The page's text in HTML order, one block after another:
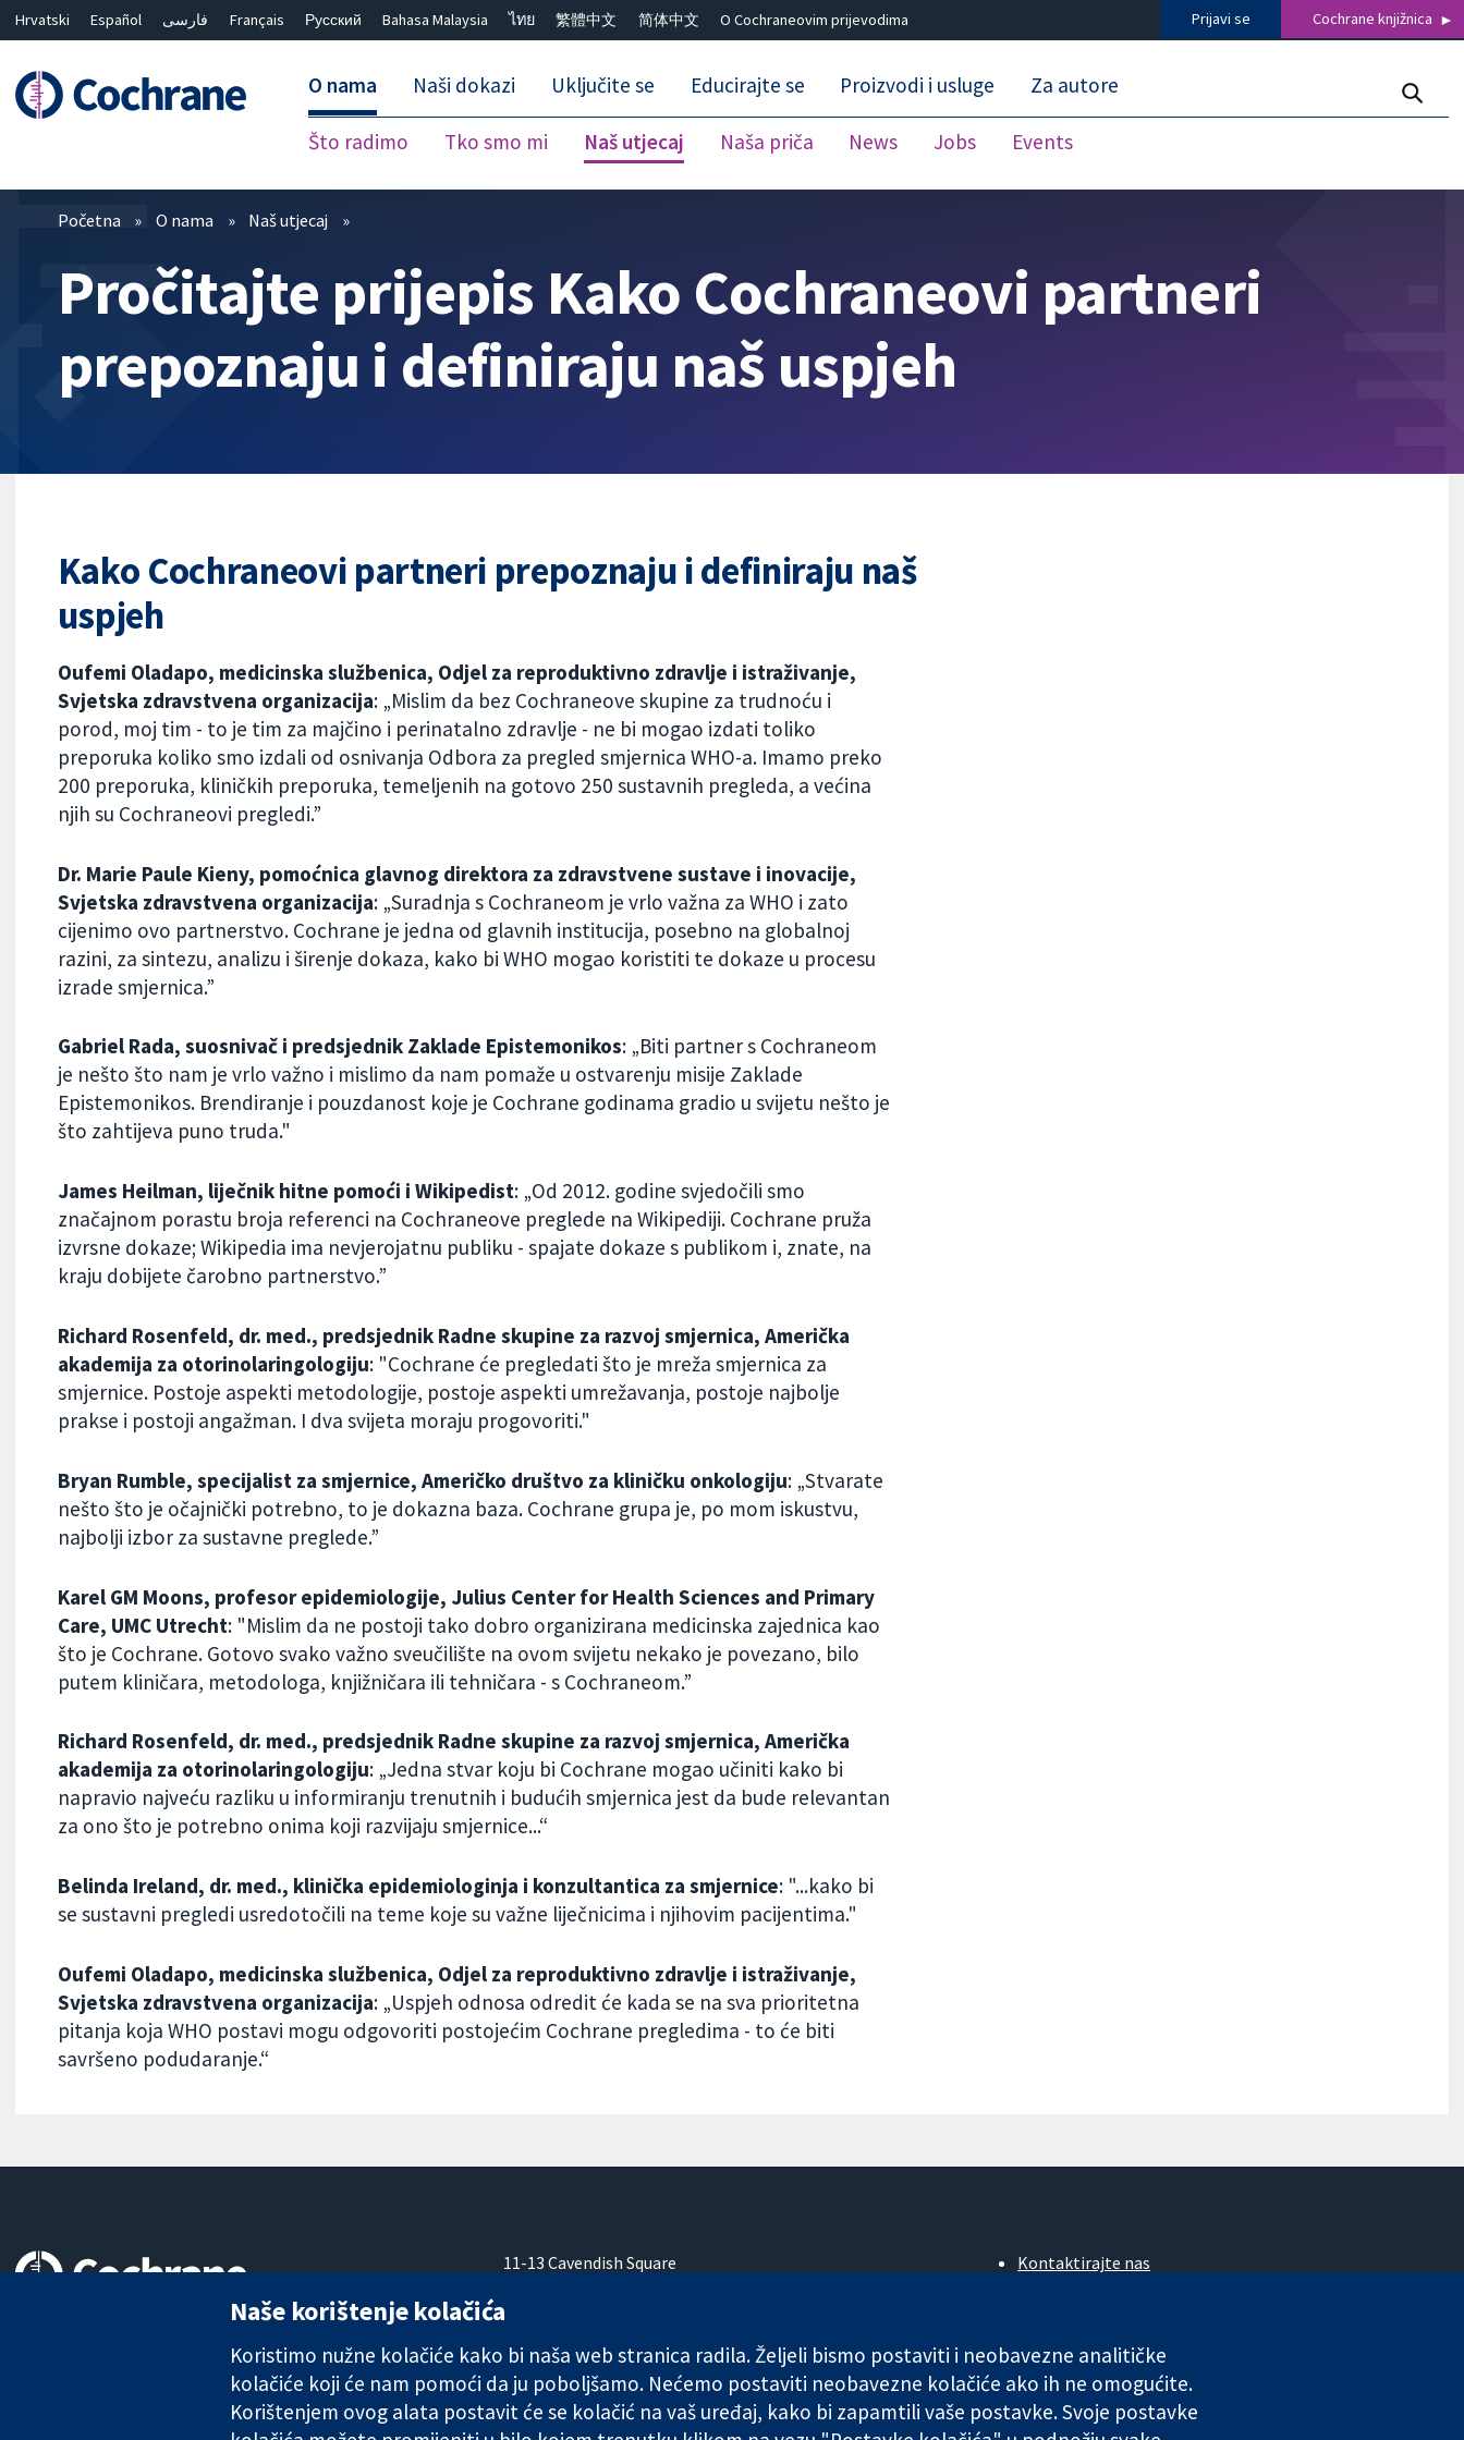
Hrvatski Español فارسی Français Русский Bahasa Malaysia ไทย 繁體中文 简体中文 O Cochraneovim prijevodima Prijavi se Cochrane knjižnica
O nama
Što radimo Tko smo mi Naš utjecaj Naša priča News Jobs Events
Naši dokazi Uključite se Educirajte se Proizvodi i usluge Za autore
Prečistači
Početna O nama Naš utjecaj
Pročitajte prijepis Kako Cochraneovi partneri
prepoznaju i definiraju naš uspjeh
Kako Cochraneovi partneri prepoznaju i definiraju naš
uspjeh
Oufemi Oladapo, medicinska službenica, Odjel za reproduktivno zdravlje i istraživanje,
Svjetska zdravstvena organizacija: „Mislim da bez Cochraneove skupine za trudnoću i
porod, moj tim - to je tim za majčino i perinatalno zdravlje - ne bi mogao izdati toliko
preporuka koliko smo izdali od osnivanja Odbora za pregled smjernica WHO-a. Imamo preko
200 preporuka, kliničkih preporuka, temeljenih na gotovo 250 sustavnih pregleda, a većina
njih su Cochraneovi pregledi.”
Dr. Marie Paule Kieny, pomoćnica glavnog direktora za zdravstvene sustave i inovacije,
Svjetska zdravstvena organizacija: „Suradnja s Cochraneom je vrlo važna za WHO i zato
cijenimo ovo partnerstvo. Cochrane je jedna od glavnih institucija, posebno na globalnoj
razini, za sintezu, analizu i širenje dokaza, kako bi WHO mogao koristiti te dokaze u procesu
izrade smjernica.”
Gabriel Rada, suosnivač i predsjednik Zaklade Epistemonikos: „Biti partner s Cochraneom
je nešto što nam je vrlo važno i mislimo da nam pomaže u ostvarenju misije Zaklade
Epistemonikos. Brendiranje i pouzdanost koje je Cochrane godinama gradio u svijetu nešto je
što zahtijeva puno truda."
James Heilman, liječnik hitne pomoći i Wikipedist: „Od 2012. godine svjedočili smo
značajnom porastu broja referenci na Cochraneove preglede na Wikipediji. Cochrane pruža
izvrsne dokaze; Wikipedia ima nevjerojatnu publiku - spajate dokaze s publikom i, znate, na
kraju dobijete čarobno partnerstvo.”
Richard Rosenfeld, dr. med., predsjednik Radne skupine za razvoj smjernica, Američka
akademija za otorinolaringologiju: "Cochrane će pregledati što je mreža smjernica za
smjernice. Postoje aspekti metodologije, postoje aspekti umrežavanja, postoje najbolje
prakse i postoji angažman. I dva svijeta moraju progovoriti."
Bryan Rumble, specijalist za smjernice, Američko društvo za kliničku onkologiju: „Stvarate
nešto što je očajnički potrebno, to je dokazna baza. Cochrane grupa je, po mom iskustvu,
najbolji izbor za sustavne preglede.”
Karel GM Moons, profesor epidemiologije, Julius Center for Health Sciences and Primary
Care, UMC Utrecht: "Mislim da ne postoji tako dobro organizirana medicinska zajednica kao
što je Cochrane. Gotovo svako važno sveučilište na ovom svijetu nekako je povezano, bilo
putem kliničara, metodologa, knjižničara ili tehničara - s Cochraneom.”
Richard Rosenfeld, dr. med., predsjednik Radne skupine za razvoj smjernica, Američka
akademija za otorinolaringologiju: „Jedna stvar koju bi Cochrane mogao učiniti kako bi
napravio najveću razliku u informiranju trenutnih i budućih smjernica jest da bude relevantan
za ono što je potrebno onima koji razvijaju smjernice...“
Belinda Ireland, dr. med., klinička epidemiologinja i konzultantica za smjernice: "...kako bi
se sustavni pregledi usredotočili na teme koje su važne liječnicima i njihovim pacijentima."
Oufemi Oladapo, medicinska službenica, Odjel za reproduktivno zdravlje i istraživanje,
Svjetska zdravstvena organizacija: „Uspjeh odnosa odredit će kada se na sva prioritetna
pitanja koja WHO postavi mogu odgovoriti postojećim Cochrane pregledima - to će biti
savršeno podudaranje.“
11-13 Cavendish Square
W1G 0AN
Kontaktirajte nas
Poslovi
Cochrane Library
Naše korištenje kolačića
Koristimo nužne kolačiće kako bi naša web stranica radila. Željeli bismo postaviti i neobavezne analitičke
kolačiće koji će nam pomoći da ju poboljšamo. Nećemo postaviti neobavezne kolačiće ako ih ne omogućite.
Korištenjem ovog alata postavit će se kolačić na vaš uređaj, kako bi zapamtili vaše postavke. Svoje postavke